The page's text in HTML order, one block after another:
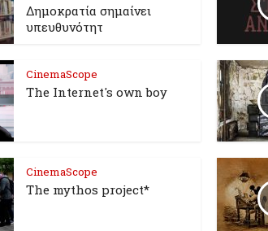
Δημοκρατία σημαίνει
υπευθυνότητ
CinemaScope
The Internet's own boy
CinemaScope
The mythos project*